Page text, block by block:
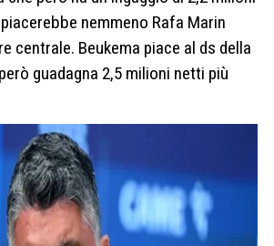
nemmeno Rafa Marin
centrale. Beukema piace al ds della
guadagna 2,5 milioni netti più